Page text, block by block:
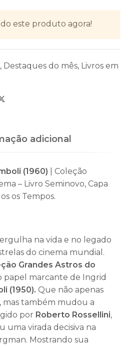
este produto agora!
, Destaques do mês, Livros em
adicional
(1960) | Coleção
– Livro Seminovo, Capa
os Tempos.
na vida e no legado
do cinema mundial.
Grandes Astros do
papel marcante de Ingrid
(1950). Que não apenas
mas também mudou a
por Roberto Rossellini,
uma virada decisiva na
Mostrando sua